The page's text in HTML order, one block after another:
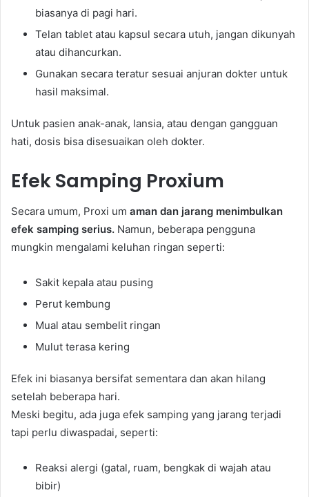
biasanya di pagi hari.
Telan tablet atau kapsul secara utuh, jangan dikunyah
atau dihancurkan.
Gunakan secara teratur sesuai anjuran dokter untuk
hasil maksimal.
Untuk pasien anak-anak, lansia, atau dengan gangguan
hati, dosis bisa disesuaikan oleh dokter.
Efek Samping Proxium
Secara umum, Proxi um aman dan jarang menimbulkan
efek samping serius. Namun, beberapa pengguna
mungkin mengalami keluhan ringan seperti:
Sakit kepala atau pusing
Perut kembung
Mual atau sembelit ringan
Mulut terasa kering
Efek ini biasanya bersifat sementara dan akan hilang
setelah beberapa hari.
Meski begitu, ada juga efek samping yang jarang terjadi
tapi perlu diwaspadai, seperti:
Reaksi alergi (gatal, ruam, bengkak di wajah atau
bibir)